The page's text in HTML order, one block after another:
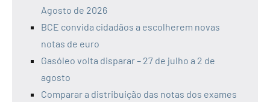
Agosto de 2026
BCE convida cidadãos a escolherem novas
notas de euro
Gasóleo volta disparar – 27 de julho a 2 de
agosto
Comparar a distribuição das notas dos exames